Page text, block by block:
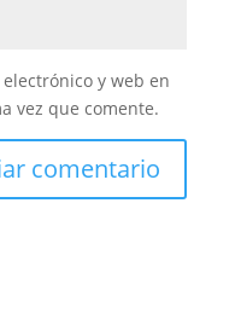
y web en
vez que comente.